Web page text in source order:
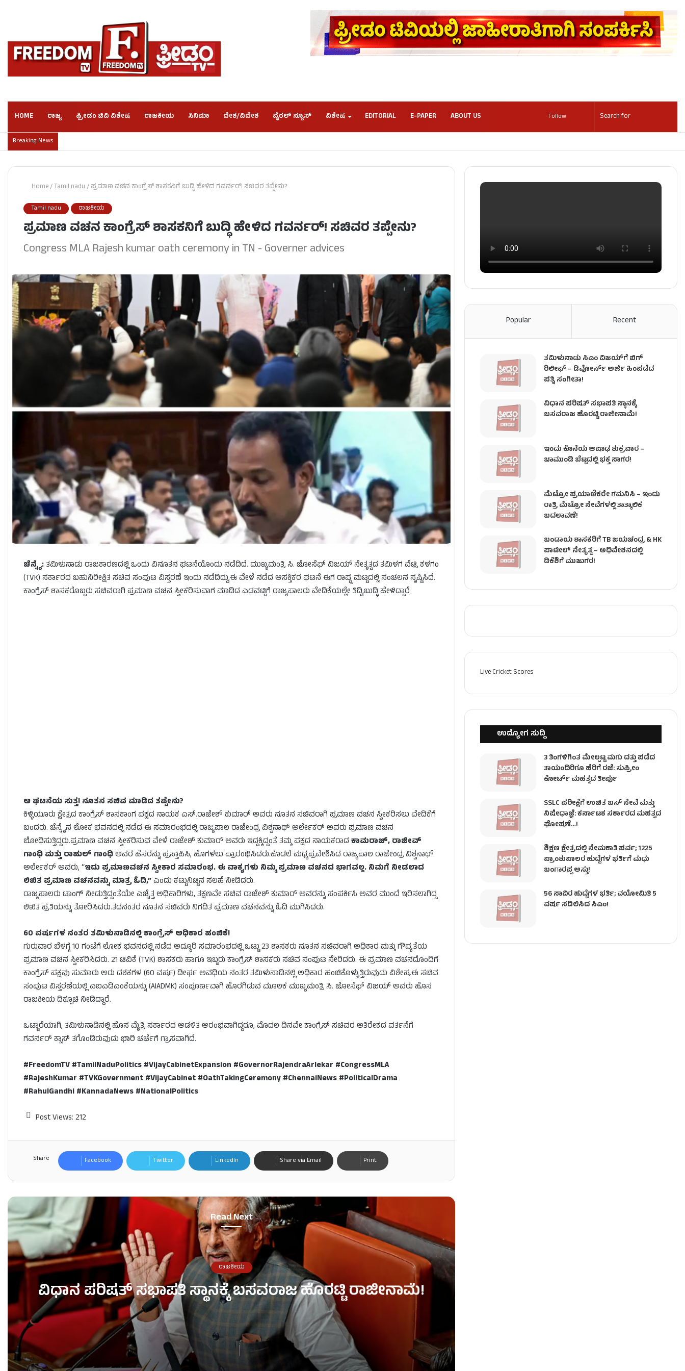
HOME ರಾಜ್ಯ ಫ್ರೀಡಂ ಟಿವಿ ವಿಶೇಷ ರಾಜಕೀಯ ಸಿನಿಮಾ ದೇಶ/ವಿದೇಶ ವೈರಲ್ ನ್ಯೂಸ್ ವಿಶೇಷ EDITORIAL E-PAPER ABOUT US Follow
Breaking News
Home/Tamil nadu/ಪ್ರಮಾಣ ವಚನ ಕಾಂಗ್ರೆಸ್ ಶಾಸಕನಿಗೆ ಬುದ್ಧಿ ಹೇಳಿದ ಗವರ್ನರ್! ಸಚಿವರ ತಪ್ಪೇನು?
Tamil nadu ರಾಜಕೀಯ
ಪ್ರಮಾಣ ವಚನ ಕಾಂಗ್ರೆಸ್ ಶಾಸಕನಿಗೆ ಬುದ್ಧಿ ಹೇಳಿದ ಗವರ್ನರ್! ಸಚಿವರ ತಪ್ಪೇನು?
Congress MLA Rajesh kumar oath ceremony in TN - Governer advices
ಚೆನ್ನೈ:ತಮಿಳುನಾಡು ರಾಜಕಾರಣದಲ್ಲಿ ಒಂದು ವಿನೂತನ ಘಟನೆಯೊಂದು ನಡೆದಿದೆ. ಮುಖ್ಯಮಂತ್ರಿ ಸಿ. ಜೋಸೆಫ್ ವಿಜಯ್ ನೇತೃತ್ವದ ತಮಿಳಗ ವೆಟ್ರಿ ಕಳಗಂ
(TVK) ಸರ್ಕಾರದ ಬಹುನಿರೀಕ್ಷಿತ ಸಚಿವ ಸಂಪುಟ ವಿಸ್ತರಣೆ ಇಂದು ನಡೆದಿದ್ದು,ಈ ವೇಳೆ ನಡೆದ ಆಸಕ್ತಿಕರ ಘಟನೆ ಈಗ ರಾಷ್ಟ್ರ ಮಟ್ಟದಲ್ಲಿ ಸಂಚಲನ ಸೃಷ್ಟಿಸಿದೆ.
ಕಾಂಗ್ರೆಸ್ ಶಾಸಕರೊಬ್ಬರು ಸಚಿವರಾಗಿ ಪ್ರಮಾಣ ವಚನ ಸ್ವೀಕರಿಸುವಾಗ ಮಾಡಿದ ಎಡವಟ್ಟಿಗೆ ರಾಜ್ಯಪಾಲರು ವೇದಿಕೆಯಲ್ಲೇ ತಿದ್ದಿ,ಬುದ್ಧಿ ಹೇಳಿದ್ದಾರೆ
ಆ ಘಟನೆಯ ಸುತ್ತ! ನೂತನ ಸಚಿವ ಮಾಡಿದ ತಪ್ಪೇನು?
ಕಿಳ್ಳಿಯೂರು ಕ್ಷೇತ್ರದ ಕಾಂಗ್ರೆಸ್ ಶಾಸಕಾಂಗ ಪಕ್ಷದ ನಾಯಕ ಎಸ್.ರಾಜೇಶ್ ಕುಮಾರ್ ಅವರು ನೂತನ ಸಚಿವರಾಗಿ ಪ್ರಮಾಣ ವಚನ ಸ್ವೀಕರಿಸಲು ವೇದಿಕೆಗೆ
ಬಂದರು. ಚೆನ್ನೈನ ಲೋಕ ಭವನದಲ್ಲಿ ನಡೆದ ಈ ಸಮಾರಂಭದಲ್ಲಿ ರಾಜ್ಯಪಾಲ ರಾಜೇಂದ್ರ ವಿಶ್ವನಾಥ್ ಅರ್ಲೇಕರ್ ಅವರು ಪ್ರಮಾಣ ವಚನ
ಬೋಧಿಸುತ್ತಿದ್ದರು.ಪ್ರಮಾಣ ವಚನ ಸ್ವೀಕರಿಸುವ ವೇಳೆ ರಾಜೇಶ್ ಕುಮಾರ್ ಅವರು ಇದ್ದಕ್ಕಿದ್ದಂತೆ ತಮ್ಮ ಪಕ್ಷದ ನಾಯಕರಾದ ಕಾಮರಾಜ್, ರಾಜೀವ್
ಗಾಂಧಿ ಮತ್ತು ರಾಹುಲ್ ಗಾಂಧಿಅವರ ಹೆಸರನ್ನು ಪ್ರಸ್ತಾಪಿಸಿ, ಹೊಗಳಲು ಪ್ರಾರಂಭಿಸಿದರು.ಕೂಡಲೆ ಮಧ್ಯಪ್ರವೇಶಿಸಿದ ರಾಜ್ಯಪಾಲ ರಾಜೇಂದ್ರ ವಿಶ್ವನಾಥ್
ಅರ್ಲೇಕರ್ ಅವರು, “ಇದು ಪ್ರಮಾಣವಚನ ಸ್ವೀಕಾರ ಸಮಾರಂಭ. ಈ ವಾಕ್ಯಗಳು ನಿಮ್ಮ ಪ್ರಮಾಣ ವಚನದ ಭಾಗವಲ್ಲ. ನಿಮಗೆ ನೀಡಲಾದ
ಲಿಖಿತ ಪ್ರಮಾಣ ವಚನವನ್ನು ಮಾತ್ರ ಓದಿ,”ಎಂದು ಕಟ್ಟುನಿಟ್ಟಿನ ಸಲಹೆ ನೀಡಿದರು.
ರಾಜ್ಯಪಾಲರು ಟಾಂಗ್ ನೀಡುತ್ತಿದ್ದಂತೆಯೇ ಎಚ್ಚೆತ್ತ ಅಧಿಕಾರಿಗಳು, ತಕ್ಷಣವೇ ಸಚಿವ ರಾಜೇಶ್ ಕುಮಾರ್ ಅವರನ್ನು ಸಂಪರ್ಕಿಸಿ ಅವರ ಮುಂದೆ ಇರಿಸಲಾಗಿದ್ದ
ಲಿಖಿತ ಪ್ರತಿಯನ್ನು ತೋರಿಸಿದರು.ತದನಂತರ ನೂತನ ಸಚಿವರು ನಿಗದಿತ ಪ್ರಮಾಣ ವಚನವನ್ನು ಓದಿ ಮುಗಿಸಿದರು.
60 ವರ್ಷಗಳ ನಂತರ ತಮಿಳುನಾಡಿನಲ್ಲಿ ಕಾಂಗ್ರೆಸ್ ಅಧಿಕಾರ ಹಂಚಿಕೆ!
ಗುರುವಾರ ಬೆಳಗ್ಗೆ 10 ಗಂಟೆಗೆ ಲೋಕ ಭವನದಲ್ಲಿ ನಡೆದ ಅದ್ಧೂರಿ ಸಮಾರಂಭದಲ್ಲಿ ಒಟ್ಟು 23 ಶಾಸಕರು ನೂತನ ಸಚಿವರಾಗಿ ಅಧಿಕಾರ ಮತ್ತು ಗೌಪ್ಯತೆಯ
ಪ್ರಮಾಣ ವಚನ ಸ್ವೀಕರಿಸಿದರು. 21 ಟಿವಿಕೆ (TVK) ಶಾಸಕರು ಹಾಗೂ ಇಬ್ಬರು ಕಾಂಗ್ರೆಸ್ ಶಾಸಕರು ಸಚಿವ ಸಂಪುಟ ಸೇರಿದರು. ಈ ಪ್ರಮಾಣ ವಚನದೊಂದಿಗೆ
ಕಾಂಗ್ರೆಸ್ ಪಕ್ಷವು ಸುಮಾರು ಆರು ದಶಕಗಳ (60 ವರ್ಷ) ದೀರ್ಘ ಅವಧಿಯ ನಂತರ ತಮಿಳುನಾಡಿನಲ್ಲಿ ಅಧಿಕಾರ ಹಂಚಿಕೊಳ್ಳುತ್ತಿರುವುದು ವಿಶೇಷ.ಈ ಸಚಿವ
ಸಂಪುಟ ವಿಸ್ತರಣೆಯಲ್ಲಿ ಎಐಎಡಿಎಂಕೆಯನ್ನು (AIADMK) ಸಂಪೂರ್ಣವಾಗಿ ಹೊರಗಿಡುವ ಮೂಲಕ ಮುಖ್ಯಮಂತ್ರಿ ಸಿ. ಜೋಸೆಫ್ ವಿಜಯ್ ಅವರು ಹೊಸ
ರಾಜಕೀಯ ದಿಕ್ಸೂಚಿ ನೀಡಿದ್ದಾರೆ.
ಒಟ್ಟಾರೆಯಾಗಿ, ತಮಿಳುನಾಡಿನಲ್ಲಿ ಹೊಸ ಮೈತ್ರಿ ಸರ್ಕಾರದ ಆಡಳಿತ ಆರಂಭವಾಗಿದ್ದರೂ, ಮೊದಲ ದಿನವೇ ಕಾಂಗ್ರೆಸ್ ಸಚಿವರ ಅತಿರೇಕದ ವರ್ತನೆಗೆ
ಗವರ್ನರ್ ಕ್ಲಾಸ್ ತಗೊಂಡಿರುವುದು ಭಾರಿ ಚರ್ಚೆಗೆ ಗ್ರಾಸವಾಗಿದೆ.
#FreedomTV #TamilNaduPolitics #VijayCabinetExpansion #GovernorRajendraArlekar #CongressMLA
#RajeshKumar #TVKGovernment #VijayCabinet #OathTakingCeremony #ChennaiNews #PoliticalDrama
#RahulGandhi #KannadaNews #NationalPolitics
Post Views: 212
Share Facebook Twitter LinkedIn Share via Email Print
Read Next
ರಾಜಕೀಯ
ವಿಧಾನ ಪರಿಷತ್ ಸಭಾಪತಿ ಸ್ಥಾನಕ್ಕೆ ಬಸವರಾಜ ಹೊರಟ್ಟಿ ರಾಜೀನಾಮೆ!
ವಿಧಾನ ಪರಿಷತ್ ಸಭಾಪತಿ ಸ್ಥಾನಕ್ಕೆ ಬಸವರಾಜ ಹೊರಟ್ಟಿ ರಾಜೀನಾಮೆ!
Popular Recent
ತಮಿಳುನಾಡು ಸಿಎಂ ವಿಜಯ್‌ಗೆ ಬಿಗ್
ರಿಲೀಫ್ – ಡಿವೋರ್ಸ್ ಅರ್ಜಿ ಹಿಂಪಡೆದ
ಪತ್ನಿ ಸಂಗೀತಾ!
ವಿಧಾನ ಪರಿಷತ್ ಸಭಾಪತಿ ಸ್ಥಾನಕ್ಕೆ
ಬಸವರಾಜ ಹೊರಟ್ಟಿ ರಾಜೀನಾಮೆ!
ಇಂದು ಕೊನೆಯ ಆಷಾಢ ಶುಕ್ರವಾರ –
ಚಾಮುಂಡಿ ಬೆಟ್ಟದಲ್ಲಿ ಭಕ್ತ ಸಾಗರ!
ಮೆಟ್ರೋ ಪ್ರಯಾಣಿಕರೇ ಗಮನಿಸಿ – ಇಂದು
ರಾತ್ರಿ ಮೆಟ್ರೋ ಸೇವೆಗಳಲ್ಲಿ ತಾತ್ಕಾಲಿಕ
ಬದಲಾವಣೆ!
ಬಂಡಾಯ ಶಾಸಕರಿಗೆ TB ಜಯಚಂದ್ರ & HK
ಪಾಟೀಲ್ ನೇತೃತ್ವ – ಅಧಿವೇಶನದಲ್ಲಿ
ಡಿಕೆಶಿಗೆ ಮುಜುಗರ!
Live Cricket Scores
ಉದ್ಯೋಗ ಸುದ್ದಿ
3 ತಿಂಗಳಿಗಿಂತ ಮೇಲ್ಪಟ್ಟ ಮಗು ದತ್ತು ಪಡೆದ
ತಾಯಂದಿರಿಗೂ ಹೆರಿಗೆ ರಜೆ: ಸುಪ್ರೀಂ
ಕೋರ್ಟ್ ಮಹತ್ವದ ತೀರ್ಪು
SSLC ಪರೀಕ್ಷೆಗೆ ಉಚಿತ ಬಸ್ ಸೇವೆ ಮತ್ತು
ನಿಷೇಧಾಜ್ಞೆ: ಕರ್ನಾಟಕ ಸರ್ಕಾರದ ಮಹತ್ವದ
ಘೋಷಣೆ…!
ಶಿಕ್ಷಣ ಕ್ಷೇತ್ರದಲ್ಲಿ ನೇಮಕಾತಿ ಪರ್ವ; 1225
ಪ್ರಾಂಶುಪಾಲರ ಹುದ್ದೆಗಳ ಭರ್ತಿಗೆ ಮಧು
ಬಂಗಾರಪ್ಪ ಅಸ್ತು!
56 ಸಾವಿರ ಹುದ್ದೆಗಳ ಭರ್ತಿ; ವಯೋಮಿತಿ 5
ವರ್ಷ ಸಡಿಲಿಸಿದ ಸಿಎಂ!